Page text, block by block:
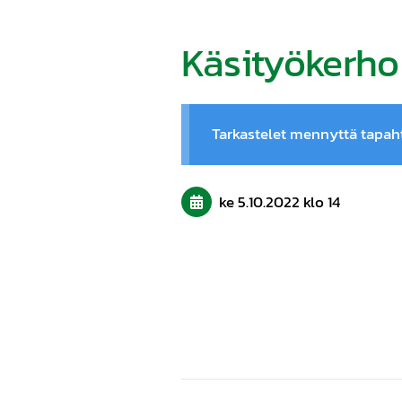
Käsityökerho
Tarkastelet mennyttä
ke 5.10.2022 klo 14